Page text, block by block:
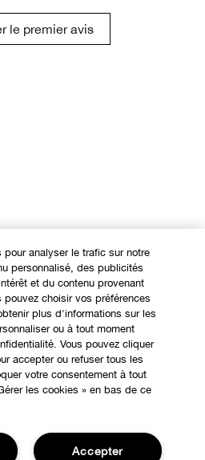
le premier avis
analyser le trafic sur notre
personnalisé, des publicités
et du contenu provenant
choisir vos préférences
plus d'informations sur les
ou à tout moment
Vous pouvez cliquer
accepter ou refuser tous les
votre consentement à tout
les cookies » en bas de ce
Accepter